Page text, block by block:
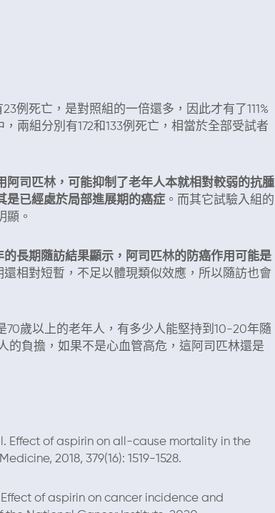
死亡，是對照組的一倍還多，因此才有了111%
兩組分別有172和133例死亡，相當於全部受試者
阿司匹林，可能抑制了老年人本就相對較弱的抗腫
是已經處於局部進展期的癌症 。而其它試驗入組的
顯。
長期隨訪結果顯示，阿司匹林的防癌作用可能是
還相對短暫，不足以體現類似效應，所以隨訪也會
歲以上的老年人，有多少人能堅持到10-20年隨
的負擔，如果不是心血管高危，這阿司匹林還是
Effect of aspirin on all-cause mortality in the
2018, 379(16): 1519-1528.
of aspirin on cancer incidence and